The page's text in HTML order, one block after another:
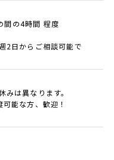
間の4時間 程度
2日からご相談可能で
みは異なります。
能な方、歓迎！